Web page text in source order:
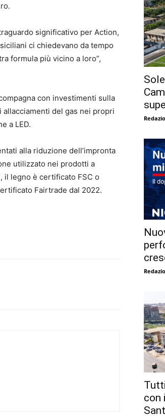
significativo per Action,
ci chiedevano da tempo
formula più vicino a loro”,
con investimenti sulla
del gas nei propri
a LED.
alla riduzione dell’impronta
utilizzato nei prodotti a
il legno è certificato FSC o
Fairtrade dal 2022.
con